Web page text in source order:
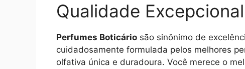
Qualidade Excepcional
Perfumes Boticário são sinônimo de
cuidadosamente formulada pelos melhores
olfativa única e duradoura. Você merece o